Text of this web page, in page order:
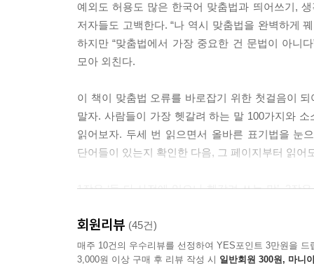
예외도 허용도 많은 한국어 맞춤법과 띄어쓰기,
저자들도 고백한다. “나 역시 맞춤법을 완벽하게
하지만 “맞춤법에서 가장 중요한 건 문법이 아니
모아 외친다.
이 책이 맞춤법 오류를 바로잡기 위한 첫걸음이
말자. 사람들이 가장 헷갈려 하는 말 100가지와
읽어보자. 두세 번 읽으면서 올바른 표기법을 눈
단어들이 있는지 확인한 다음, 그 페이지부터 읽어
1장은 ‘둘 다 사전에 있으나 헷갈려 쓰는 말’, 2장
판형이라 가방에 휴대하기에도 용이하므로 맞춤
회원리뷰 (45건)
매주 10건의 우수리뷰를 선정하여 YES포인트 3만원을 드
3,000원 이상 구매 후 리뷰 작성 시 일반회원 300원, 마니